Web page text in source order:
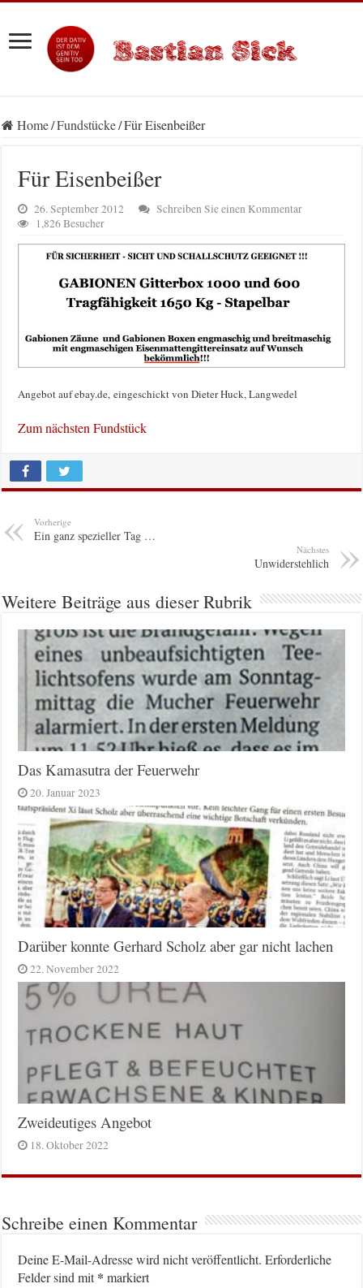
Home/Fundstücke/Für Eisenbeißer
Für Eisenbeißer
26. September 2012
Schreiben Sie einen Kommentar
1,826 Besucher
Angebot auf ebay.de, eingeschickt von Dieter Huck, Langwedel
Zum nächsten Fundstück
Vorherige
Ein ganz spezieller Tag …
Nächstes
Unwiderstehlich
Weitere Beiträge aus dieser Rubrik
Das Kamasutra der Feuerwehr
20. Januar 2023
Darüber konnte Gerhard Scholz aber gar nicht lachen
22. November 2022
Zweideutiges Angebot
18. Oktober 2022
Schreibe einen Kommentar
Deine E-Mail-Adresse wird nicht veröffentlicht. Erforderliche
Felder sind mit* markiert